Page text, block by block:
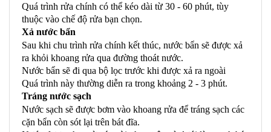
Quá trình rửa chính có thể kéo dài từ 30 - 60 phút, tùy
thuộc vào chế độ rửa bạn chọn.
Xả nước bẩn
Sau khi chu trình rửa chính kết thúc, nước bẩn sẽ được xả
ra khỏi khoang rửa qua đường thoát nước.
Nước bẩn sẽ đi qua bộ lọc trước khi được xả ra ngoài
Quá trình này thường diễn ra trong khoảng 2 - 3 phút.
Tráng nước sạch
Nước sạch sẽ được bơm vào khoang rửa để tráng sạch các
cặn bẩn còn sót lại trên bát đĩa.